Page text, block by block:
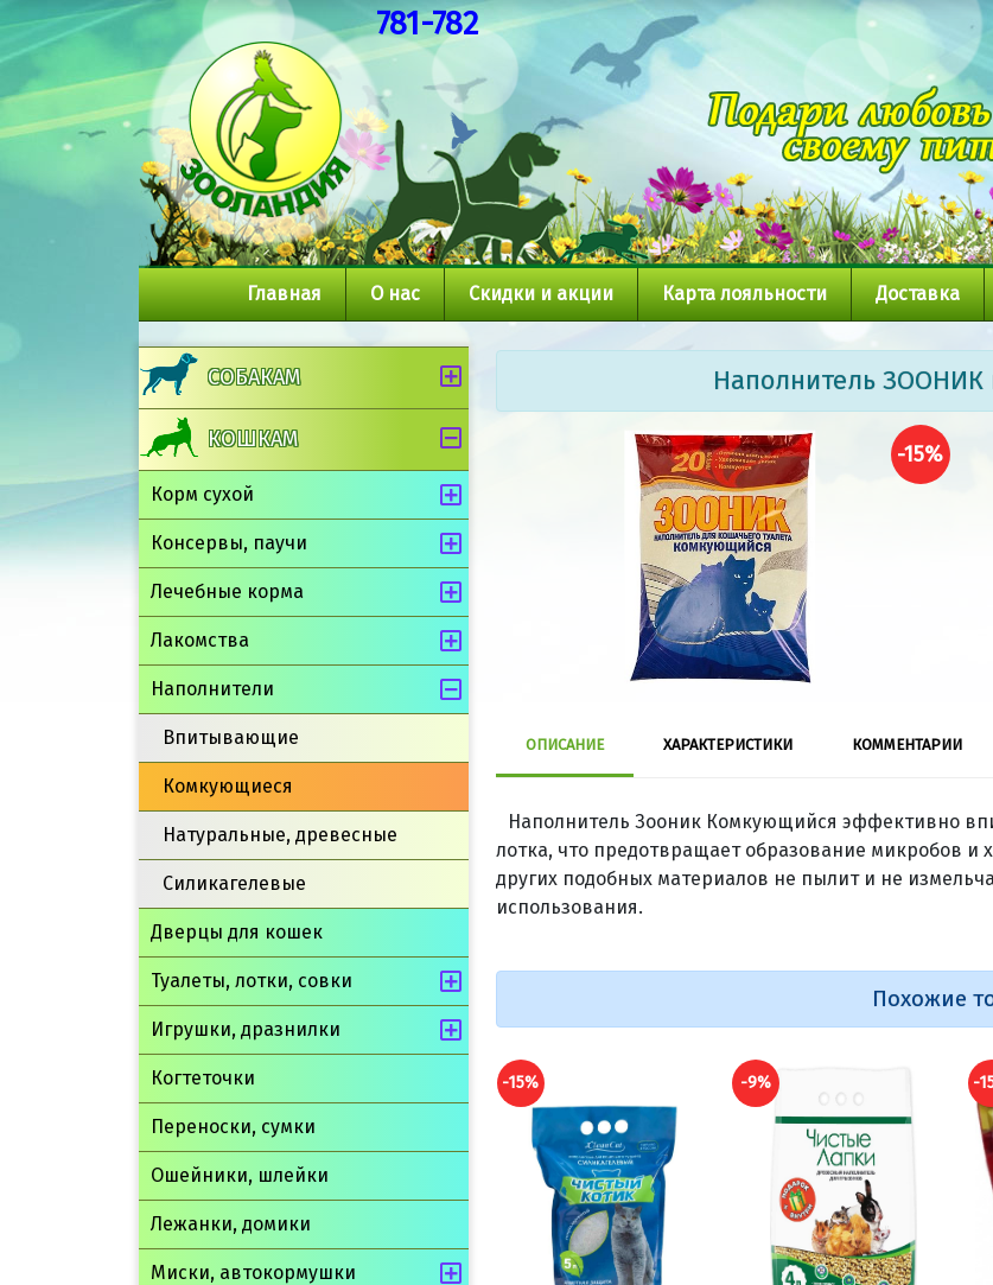
781-782
Главная О нас Скидки и акции Карта лояльности Доставка
СОБАКАМ
КОШКАМ
Корм сухой
Консервы, паучи
Лечебные корма
Лакомства
Наполнители
Впитывающие
Комкующиеся
Натуральные, древесные
Силикагелевые
Дверцы для кошек
Туалеты, лотки, совки
Игрушки, дразнилки
Когтеточки
Переноски, сумки
Ошейники, шлейки
Лежанки, домики
Миски, автокормушки
Наполнитель ЗООНИК
-15%
ОПИСАНИЕ ХАРАКТЕРИСТИКИ КОММЕНТАРИИ
Наполнитель Зооник Комкующийся эффективно
лотка, что предотвращает образование микробов и
других подобных материалов не пылит и не
использования.
Похожие
-9% -15% -